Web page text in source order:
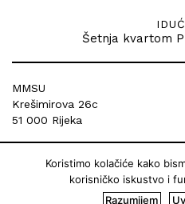
Šetnja kvartom
MMSU
Krešimirova 26c
51 000 Rijeka
Koristimo kolačiće kako
korisničko iskustvo i
Razumijem